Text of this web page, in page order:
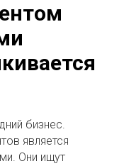
бизнес.
является
Они ищут